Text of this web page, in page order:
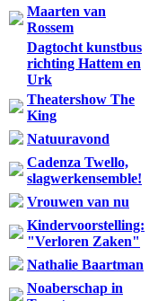
Maarten van
Rossem
Dagtocht kunstbus
richting Hattem en
Urk
Theatershow The
King
Natuuravond
Cadenza Twello,
slagwerkensemble!
Vrouwen van nu
Kindervoorstelling:
"Verloren Zaken"
Nathalie Baartman
Noaberschap in